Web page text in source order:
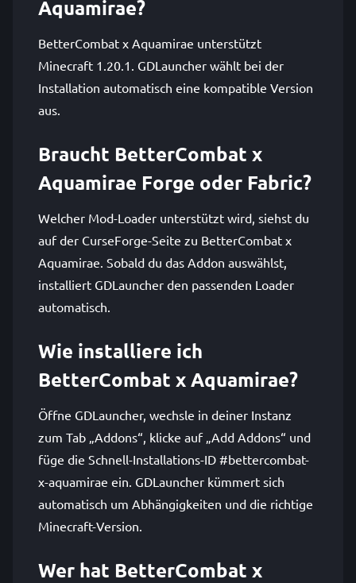
Aquamirae?
BetterCombat x Aquamirae unterstützt
Minecraft 1.20.1. GDLauncher wählt bei der
Installation automatisch eine kompatible Version
aus.
Braucht BetterCombat x
Aquamirae Forge oder Fabric?
Welcher Mod-Loader unterstützt wird, siehst du
auf der CurseForge-Seite zu BetterCombat x
Aquamirae. Sobald du das Addon auswählst,
installiert GDLauncher den passenden Loader
automatisch.
Wie installiere ich
BetterCombat x Aquamirae?
Öffne GDLauncher, wechsle in deiner Instanz
zum Tab „Addons“, klicke auf „Add Addons“ und
füge die Schnell-Installations-ID #bettercombat-
x-aquamirae ein. GDLauncher kümmert sich
automatisch um Abhängigkeiten und die richtige
Minecraft-Version.
Wer hat BetterCombat x